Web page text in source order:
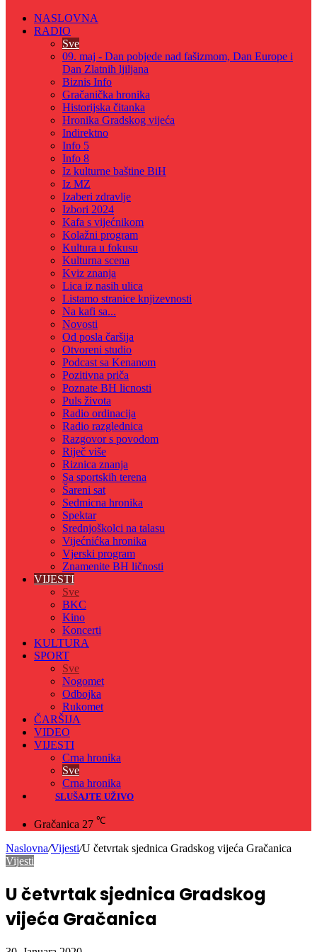
NASLOVNA
RADIO
Sve
09. maj - Dan pobjede nad fašizmom, Dan Europe i
Dan Zlatnih ljiljana
Biznis Info
Gračanička hronika
Historijska čitanka
Hronika Gradskog vijeća
Indirektno
Info 5
Info 8
Iz kulturne baštine BiH
Iz MZ
Izaberi zdravlje
Izbori 2024
Kafa s vijećnikom
Kolažni program
Kultura u fokusu
Kulturna scena
Kviz znanja
Lica iz nasih ulica
Listamo stranice knjizevnosti
Na kafi sa...
Novosti
Od posla čaršija
Otvoreni studio
Podcast sa Kenanom
Pozitivna priča
Poznate BH licnosti
Puls života
Radio ordinacija
Radio razglednica
Razgovor s povodom
Riječ više
Riznica znanja
Sa sportskih terena
Šareni sat
Sedmicna hronika
Spektar
Srednjoškolci na talasu
Vijećnićka hronika
Vjerski program
Znamenite BH ličnosti
VIJESTI
Sve
BKC
Kino
Koncerti
KULTURA
SPORT
Sve
Nogomet
Odbojka
Rukomet
ČARŠIJA
VIDEO
VIJESTI
Crna hronika
Sve
Crna hronika
SLUŠAJTE UŽIVO
Gračanica 27 ℃
Naslovna/Vijesti/U četvrtak sjednica Gradskog vijeća Gračanica
Vijesti
U četvrtak sjednica Gradskog
vijeća Gračanica